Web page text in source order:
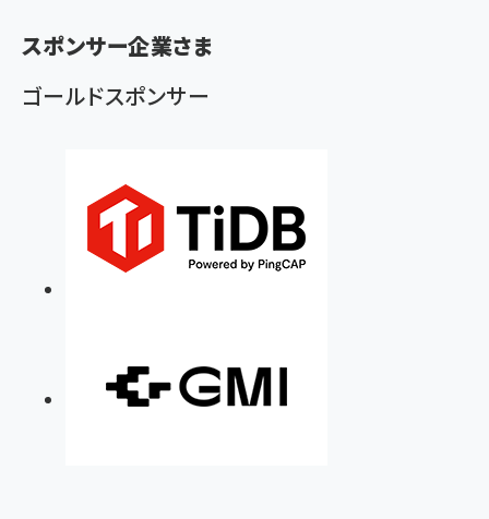
く
ず
スポンサー企業さま
ゴールドスポンサー